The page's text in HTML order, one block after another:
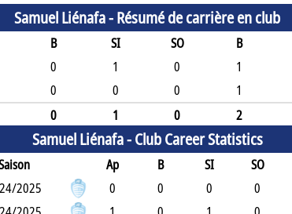
Samuel Liénafa -Résumé de carrière en club
B SI SO B
0 1 0 1
0 0 0 1
0 1 0 2
Samuel Liénafa -Club Career Statistics
Ap B SI SO
2025 0 0 0 0